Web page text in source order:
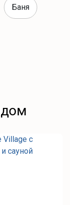
Баня